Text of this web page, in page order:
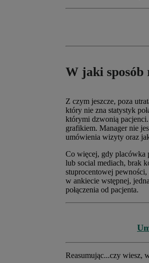
W jaki sposób
Z czym jeszcze, poza
który nie zna statystyk
którymi dzwonią
grafikiem. Manager nie
umówienia wizyty oraz
Co więcej, gdy placówka
lub social mediach, brak
stuprocentowej
w ankiecie wstępnej,
połączenia od pacjenta.
Reasumując...czy wiesz,